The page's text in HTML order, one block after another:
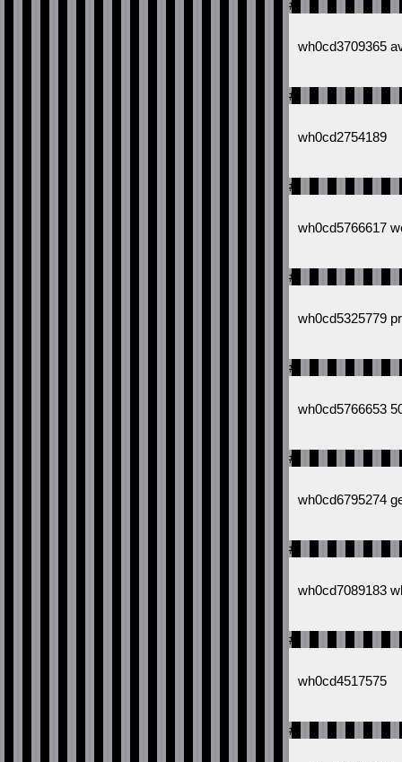
#
wh0cd3709365
#
wh0cd2754189
#
wh0cd5766617
#
wh0cd5325779
#
wh0cd5766653
#
wh0cd6795274
#
wh0cd7089183
#
wh0cd4517575
#